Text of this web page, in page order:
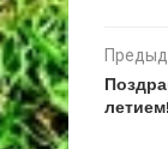
летием!